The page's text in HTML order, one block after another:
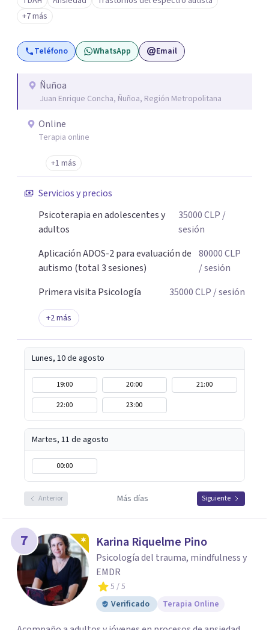
+7 más
Teléfono WhatsApp Email
Ñuñoa
Juan Enrique Concha, Ñuñoa, Región Metropolitana
Online
Terapia online
+1 más
Servicios y precios
Psicoterapia en adolescentes y
adultos
35000 CLP /
sesión
Aplicación ADOS-2 para evaluación de
autismo (total 3 sesiones)
80000CLP
/ sesión
Primera visita Psicología
35000CLP / sesión
+2más
Lunes, 10 de agosto
19:00 20:00
21:00
22:00
23:00
Martes, 11 de agosto
00:00
Anterior Más días Siguiente
7 Karina Riquelme Pino
Psicología del trauma, mindfulness y
EMDR
5 / 5
Verificado
Terapia Online